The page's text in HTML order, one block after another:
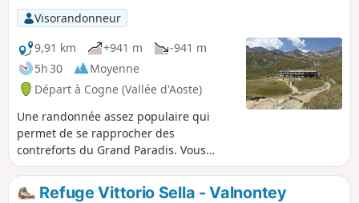
Visorandonneur
9,91 km
+941 m
-941 m
5h 30
Moyenne
Départ à Cogne (Vallée d'Aoste)
Une randonnée assez populaire qui
permet de se rapprocher des
contreforts du Grand Paradis. Vous
pourrez voir des bouquetins si vous
avez de la chance !
Refuge Vittorio Sella - Valnontey